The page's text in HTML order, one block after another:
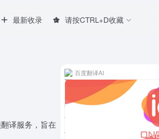
最新收录 请按CTRL+D收藏
译服务，旨在
百度翻译AI